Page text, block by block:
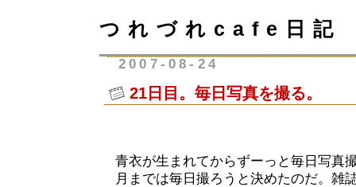
つれづれcafe日記
2007-08-24
21日目。毎日写真を撮る。
青衣が生まれてからずーっと毎日写真
月までは毎日撮ろうと決めたのだ。雑